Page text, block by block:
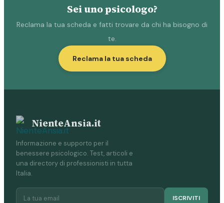
Sei uno psicologo?
Reclama la tua scheda e fatti trovare da chi ha bisogno di
te.
Reclama la tua scheda
NienteAnsia.it
Informazione e supporto per il
benessere psicologico. Test, articoli e
una directory di professionisti in tutta
Italia.
ISCRIVITI